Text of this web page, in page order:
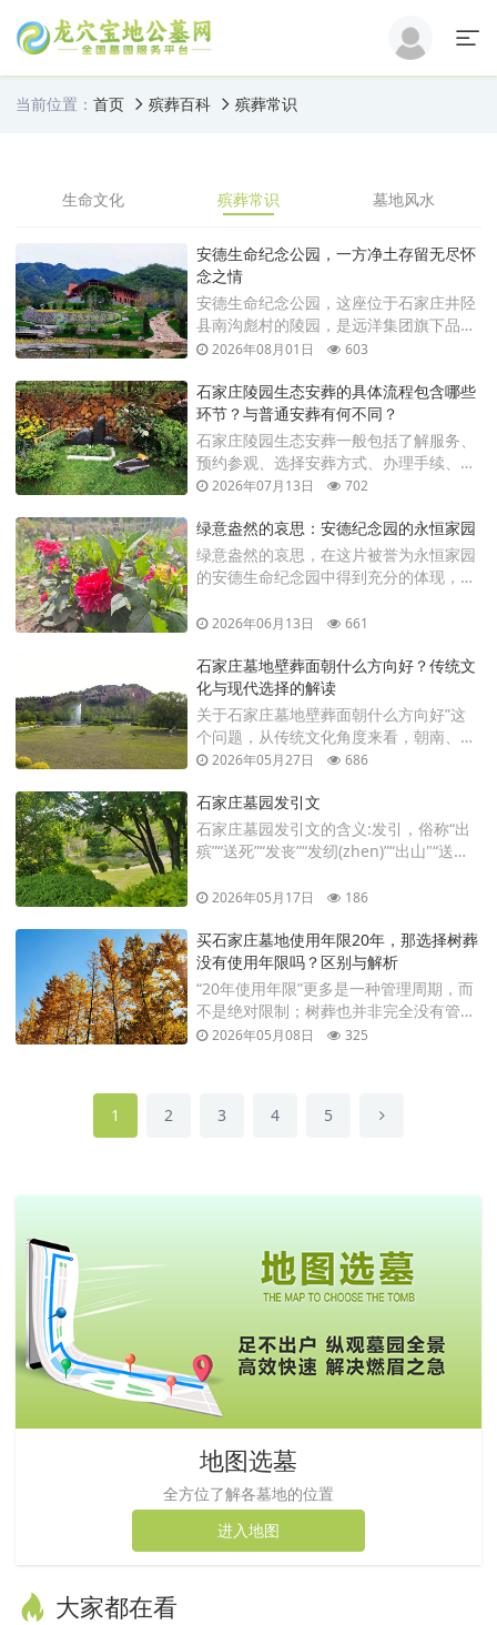
当前位置： 首页 殡葬百科 殡葬常识
生命文化 殡葬常识 墓地风水
安德生命纪念公园，一方净土存留无尽怀
念之情
安德生命纪念公园，这座位于石家庄井陉
县南沟彪村的陵园，是远洋集团旗下品牌
福祐生命精心打造的第三代生命纪念公
山，一面临水，地势优越，环境幽静
2026年08月01日 603
石家庄陵园生态安葬的具体流程包含哪些
环节？与普通安葬有何不同？
石家庄陵园生态安葬一般包括了解服务、
预约参观、选择安葬方式、办理手续、完
成安葬以及后续祭扫等多个环节。与普通
源、保护生态环境和优化园区景观，是现
代绿色殡葬理念的重要体现。
2026年07月13日 702
绿意盎然的哀思：安德纪念园的永恒家园
绿意盎然的哀思，在这片被誉为永恒家园
的安德生命纪念园中得到充分的体现，位
公园，是石家庄安德公墓管理有限公司旗
心打造的第三代生命纪念公园
2026年06月13日 661
石家庄墓地壁葬面朝什么方向好？传统文
化与现代选择的解读
关于石家庄墓地壁葬面朝什么方向好”这
个问题，从传统文化角度来看，朝南、朝
东往往更受欢迎；但从现代陵园规划与实
庭需求同样重要。
2026年05月27日 686
石家庄墓园发引文
石家庄墓园发引文的含义:发引，俗称“出
殡”“送死”“发丧”“发纫(zhen)”“出山"“送葬”
祭或追悼会仪式之后，举行发引祭，实际
2026年05月17日 186
买石家庄墓地使用年限20年，那选择树葬
没有使用年限吗？区别与解析
“20年使用年限”更多是一种管理周期，而
不是绝对限制；树葬也并非完全没有管理
期限，只是形式更灵活、强调生态与简
2026年05月08日 325
1 2 3 4 5
地图选墓
全方位了解各墓地的位置
进入地图
大家都在看